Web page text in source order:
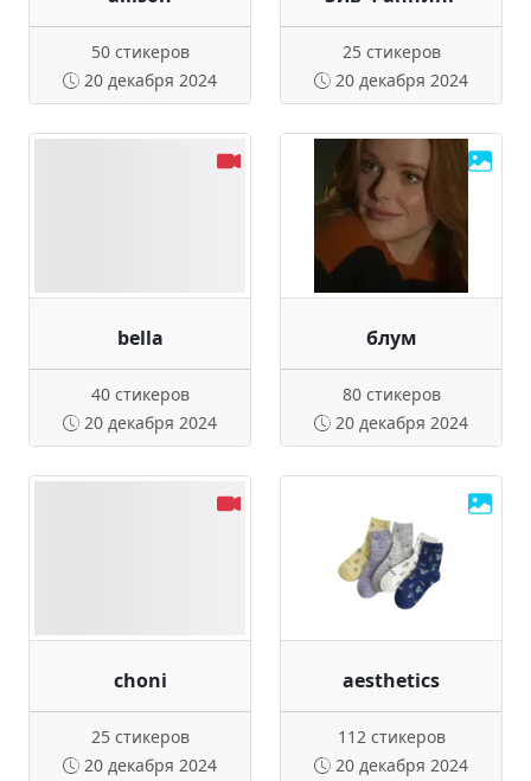
50 стикеров
20 декабря 2024
25 стикеров
20 декабря 2024
bella
40 стикеров
20 декабря 2024
блум
80 стикеров
20 декабря 2024
choni
25 стикеров
20 декабря 2024
aesthetics
112 стикеров
20 декабря 2024